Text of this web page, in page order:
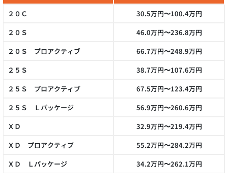
２０Ｃ
30.5万円〜100.4万円
２０Ｓ
46.0万円〜236.8万円
２０Ｓ プロアクティブ
66.7万円〜248.9万円
２５Ｓ
38.7万円〜107.6万円
２５Ｓ プロアクティブ
67.5万円〜123.4万円
２５Ｓ Ｌパッケージ
56.9万円〜260.6万円
ＸＤ
32.9万円〜219.4万円
ＸＤ プロアクティブ
55.2万円〜284.2万円
ＸＤ Ｌパッケージ
34.2万円〜262.1万円